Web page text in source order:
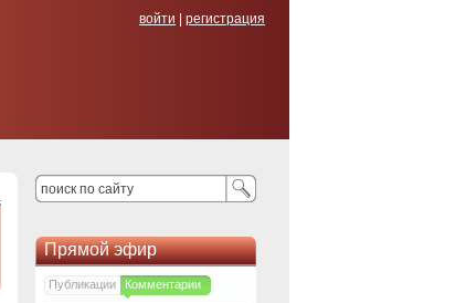
войти регистрация
Прямой эфир
Публикации Комментарии